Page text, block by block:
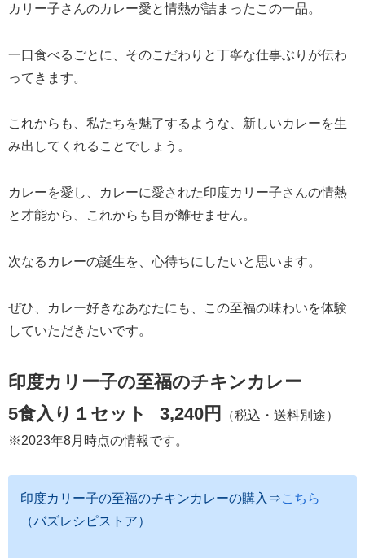
カリー子さんのカレー愛と情熱が詰まったこの一品。
一口食べるごとに、そのこだわりと丁寧な仕事ぶりが伝わ
ってきます。
これからも、私たちを魅了するような、新しいカレーを生
み出してくれることでしょう。
カレーを愛し、カレーに愛された印度カリー子さんの情熱
と才能から、これからも目が離せません。
次なるカレーの誕生を、心待ちにしたいと思います。
ぜひ、カレー好きなあなたにも、この至福の味わいを体験
していただきたいです。
印度カリー子の至福のチキンカレー
5食入り１セット
3,240円
（税込・送料別途）
※2023年8月時点の情報です。
印度カリー子の至福のチキンカレーの購入⇒こちら
（バズレシピストア）